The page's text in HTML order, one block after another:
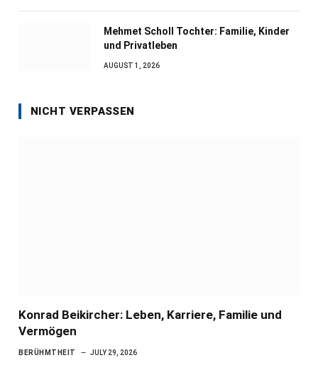
Mehmet Scholl Tochter: Familie, Kinder
und Privatleben
AUGUST 1, 2026
NICHT VERPASSEN
Konrad Beikircher: Leben, Karriere, Familie und
Vermögen
BERÜHMTHEIT JULY 29, 2026